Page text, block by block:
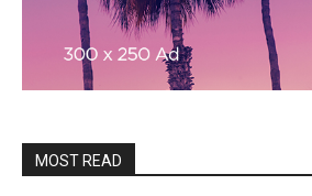
MOST READ